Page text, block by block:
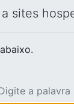
sites
a